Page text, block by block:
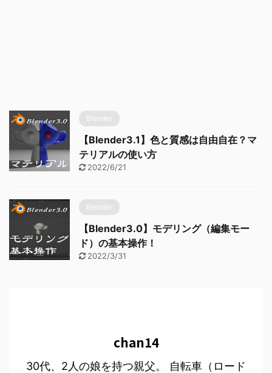
Blender
【Blender3.1】色と質感は自由自在？マ
テリアルの使い方
2022/6/21
Blender
【Blender3.0】モデリング（編集モー
ド）の基本操作！
2022/3/31
chan14
30代、2人の娘を持つ親父。 自転車（ロード